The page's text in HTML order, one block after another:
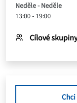
Neděle - Neděle
13:00 - 19:00
Cílové skupiny